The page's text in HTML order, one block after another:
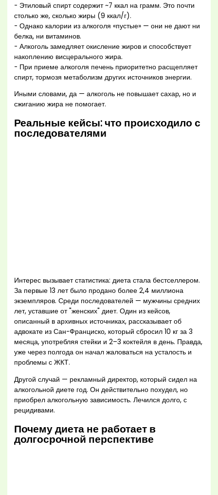
- Этиловый спирт содержит ~7 ккал на грамм. Это почти
столько же, сколько жиры (9 ккал/г).
- Однако калории из алкоголя «пустые» — они не дают ни
белка, ни витаминов.
- Алкоголь замедляет окисление жиров и способствует
накоплению висцерального жира.
- При приеме алкоголя печень приоритетно расщепляет
спирт, тормозя метаболизм других источников энергии.
Иными словами, да — алкоголь не повышает сахар, но и
сжиганию жира не помогает.
Реальные кейсы: что происходило с
последователями
Интерес вызывает статистика: диета стала бестселлером.
За первые 13 лет было продано более 2,4 миллиона
экземпляров. Среди последователей — мужчины средних
лет, уставшие от "женских" диет. Один из кейсов,
описанный в архивных источниках, рассказывает об
адвокате из Сан-Франциско, который сбросил 10 кг за 3
месяца, употребляя стейки и 2–3 коктейля в день. Правда,
уже через полгода он начал жаловаться на усталость и
проблемы с ЖКТ.
Другой случай — рекламный директор, который сидел на
алкогольной диете год. Он действительно похудел, но
приобрел алкогольную зависимость. Лечился долго, с
рецидивами.
Почему диета не работает в
долгосрочной перспективе